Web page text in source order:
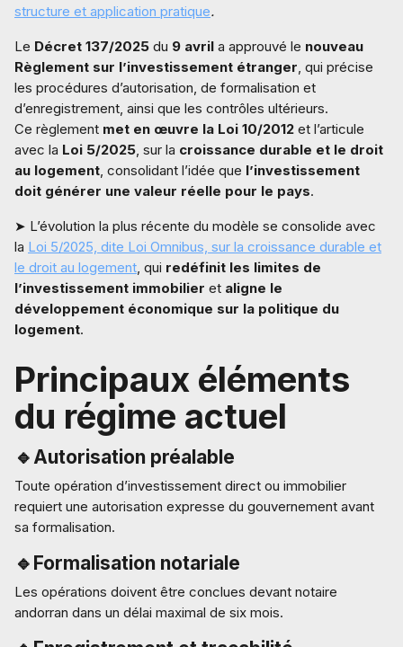
structure et application pratique.
Le Décret 137/2025 du 9 avril a approuvé le nouveau
Règlement sur l’investissement étranger, qui précise
les procédures d’autorisation, de formalisation et
d’enregistrement, ainsi que les contrôles ultérieurs.
Ce règlement met en œuvre la Loi 10/2012 et l’articule
avec la Loi 5/2025, sur la croissance durable et le droit
au logement, consolidant l’idée que l’investissement
doit générer une valeur réelle pour le pays.
➤ L’évolution la plus récente du modèle se consolide avec
la Loi 5/2025, dite Loi Omnibus, sur la croissance durable et
le droit au logement, qui redéfinit les limites de
l’investissement immobilier et aligne le
développement économique sur la politique du
logement.
Principaux éléments
du régime actuel
🔹Autorisation préalable
Toute opération d’investissement direct ou immobilier
requiert une autorisation expresse du gouvernement avant
sa formalisation.
🔹Formalisation notariale
Les opérations doivent être conclues devant notaire
andorran dans un délai maximal de six mois.